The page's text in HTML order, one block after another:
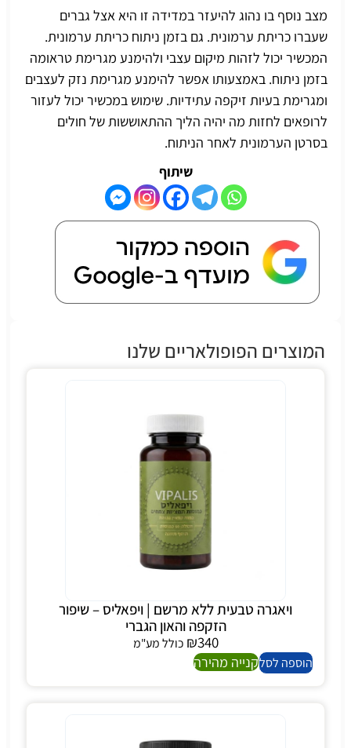
מצב נוסף בו נהוג להיעזר במדידה זו היא אצל גברים
שעברו כריתת ערמונית. גם בזמן ניתוח כריתת ערמונית.
המכשיר יכול לזהות מיקום עצבי ולהימנע מגרימת טראומה
בזמן ניתוח. באמצעותו אפשר להימנע מגרימת נזק לעצבים
ומגרימת בעיות זיקפה עתידיות. שימוש במכשיר יכול לעזור
לרופאים לחזות מה יהיה הליך ההתאוששות של חולים
בסרטן הערמוניתלאחר הניתוח.
שיתוף
המוצרים הפופולאריים שלנו
ויאגרה טבעית ללא מרשם | ויפאליס – שיפור
הזקפה והאון הגברי
₪340
כולל מע"מ
הוספה לסלקנייה מהירה